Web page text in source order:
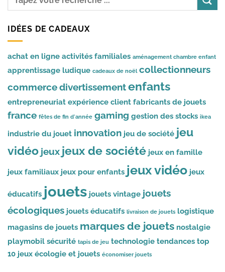
IDÉES DE CADEAUX
achat en ligne activités familiales aménagement chambre enfant
apprentissage ludique cadeaux de noël collectionneurs
commercedivertissementenfants
entrepreneuriat expérience client fabricants de jouets
france fêtes de fin d'année gaming gestion des stocks ikea
industrie du jouet innovation jeu de société jeu
vidéo jeux jeux de société jeux en famille
jeux familiaux jeux pour enfants jeux vidéo jeux
éducatifs jouets jouets vintage jouets
écologiques jouets éducatifs livraison de jouets logistique
magasins de jouets marques de jouets nostalgie
playmobil sécurité tapis de jeu technologie tendances top
10 jeux écologie et jouets économiser jouets